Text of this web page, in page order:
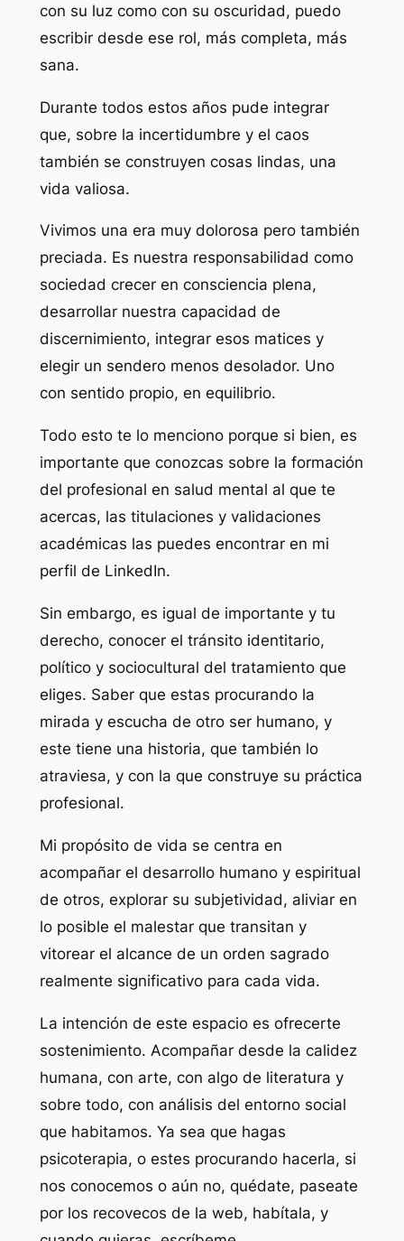
con su luz como con su oscuridad, puedo
escribir desde ese rol, más completa, más
sana.
Durante todos estos años pude integrar
que, sobre la incertidumbre y el caos
también se construyen cosas lindas, una
vida valiosa.
Vivimos una era muy dolorosa pero también
preciada. Es nuestra responsabilidad como
sociedad crecer en consciencia plena,
desarrollar nuestra capacidad de
discernimiento, integrar esos matices y
elegir un sendero menos desolador. Uno
con sentido propio, en equilibrio.
Todo esto te lo menciono porque si bien, es
importante que conozcas sobre la formación
del profesional en salud mental al que te
acercas, las titulaciones y validaciones
académicas las puedes encontrar en mi
perfil de LinkedIn.
Sin embargo, es igual de importante y tu
derecho, conocer el tránsito identitario,
político y sociocultural del tratamiento que
eliges. Saber que estas procurando la
mirada y escucha de otro ser humano, y
este tiene una historia, que también lo
atraviesa, y con la que construye su práctica
profesional.
Mi propósito de vida se centra en
acompañar el desarrollo humano y espiritual
de otros, explorar su subjetividad, aliviar en
lo posible el malestar que transitan y
vitorear el alcance de un orden sagrado
realmente significativo para cada vida.
La intención de este espacio es ofrecerte
sostenimiento. Acompañar desde la calidez
humana, con arte, con algo de literatura y
sobre todo, con análisis del entorno social
que habitamos. Ya sea que hagas
psicoterapia, o estes procurando hacerla, si
nos conocemos o aún no, quédate, paseate
por los recovecos de la web, habítala, y